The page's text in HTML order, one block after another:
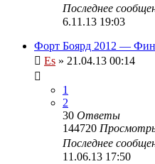
Последнее
6.11.13 19:03
Форт Боярд 2012 —
Es » 21.04.13 00:14
1
2
30 Ответы
144720
Последнее
11.06.13 17:50